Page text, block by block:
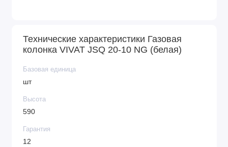
Технические характеристики Газовая
колонка VIVAT JSQ 20-10 NG (белая)
Базовая единица
шт
Высота
590
Гарантия
12